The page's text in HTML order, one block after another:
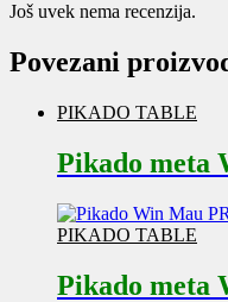
Još uvek nema recenzija.
Povezani
PIKADO TABLE
Pikado meta
PIKADO TABLE
Pikado meta